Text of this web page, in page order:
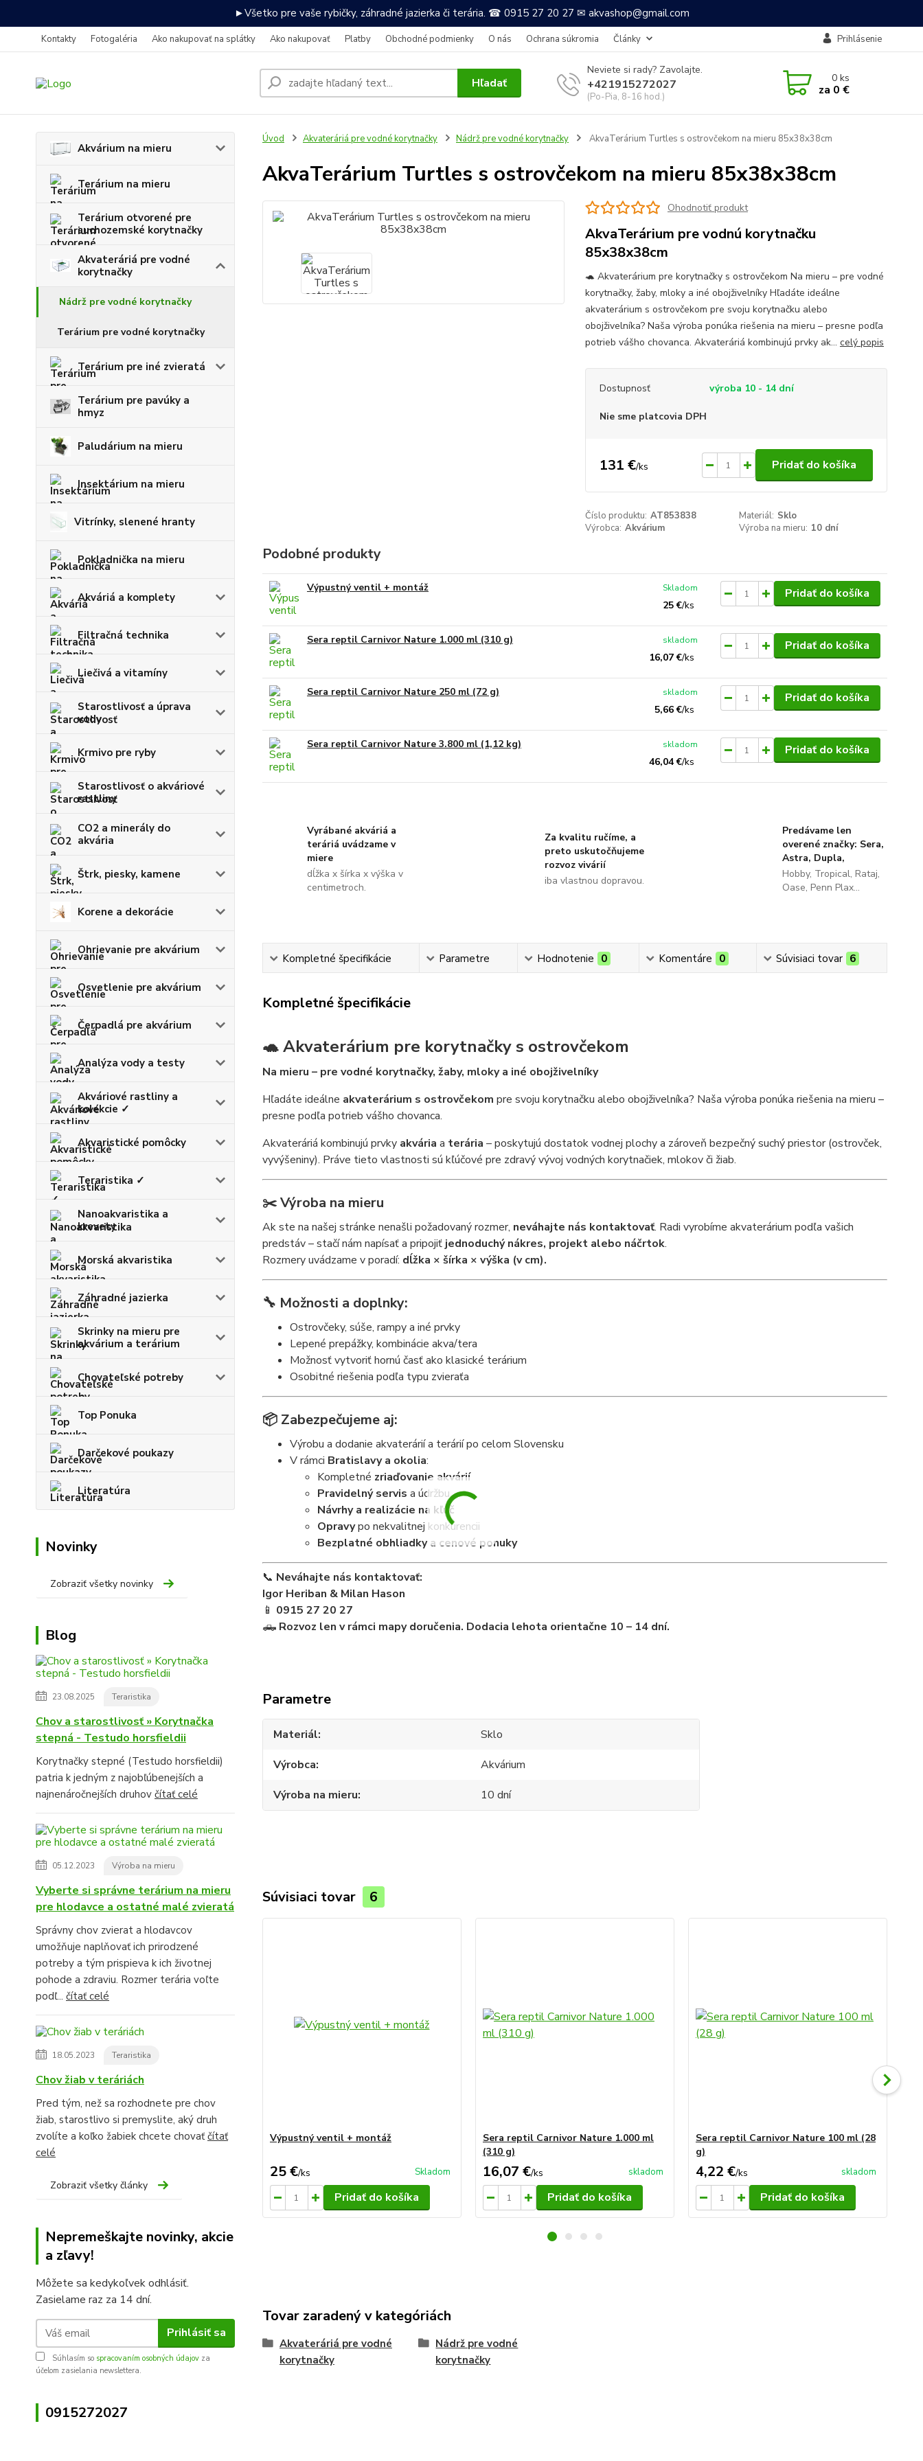
►Všetko pre vaše rybičky, záhradné jazierka či terária. ☎ 0915 27 20 27 ✉ akvashop@gmail.com
Kontakty Fotogaléria Ako nakupovať na splátky Ako nakupovať Platby Obchodné podmienky O nás Ochrana súkromia Články Prihlásenie
Hľadať
Neviete si rady? Zavolajte.
+421915272027
(Po-Pia, 8-16 hod.)
0ks
za 0 €
Akvárium na mieru
Terárium na mieru
Terárium otvorené pre
suchozemské korytnačky
Akvateráriá pre vodné
korytnačky
Nádrž pre vodné korytnačky
Terárium pre vodné korytnačky
Terárium pre iné zvieratá
Terárium pre pavúky a
hmyz
Paludárium na mieru
Insektárium na mieru
Vitrínky, slenené hranty
Pokladnička na mieru
Akváriá a komplety
Filtračná technika
Liečivá a vitamíny
Starostlivosť a úprava
vody
Krmivo pre ryby
Starostlivosť o akváriové
rastliny
CO2 a minerály do
akvária
Štrk, piesky, kamene
Korene a dekorácie
Ohrievanie pre akvárium
Osvetlenie pre akvárium
Čerpadlá pre akvárium
Analýza vody a testy
Akváriové rastliny a
kolekcie ✓
Akvaristické pomôcky
Teraristika ✓
Nanoakvaristika a
krevety
Morská akvaristika
Záhradné jazierka
Skrinky na mieru pre
akvárium a terárium
Chovateľské potreby
Top Ponuka
Darčekové poukazy
Literatúra
Novinky
Zobraziť všetky novinky
Blog
23.08.2025 Teraristika
Chov a starostlivosť » Korytnačka
stepná - Testudo horsfieldii
Korytnačky stepné (Testudo horsfieldii)
patria k jedným z najobľúbenejších a
najnenáročnejších druhov čítať celé
05.12.2023 Výroba na mieru
Vyberte si správne terárium na mieru
pre hlodavce a ostatné malé zvieratá
Správny chov zvierat a hlodavcov
umožňuje naplňovať ich prirodzené
potreby a tým prispieva k ich životnej
pohode a zdraviu. Rozmer terária voľte
podľ... čítať celé
18.05.2023 Teraristika
Chov žiab v teráriách
Pred tým, než sa rozhodnete pre chov
žiab, starostlivo si premyslite, aký druh
zvolíte a koľko žabiek chcete chovaťčítať
celé
Zobraziť všetky články
Nepremeškajte novinky, akcie
a zľavy!
Môžete sa kedykoľvek odhlásiť.
Zasielame raz za 14 dní.
Prihlásiť sa
Súhlasím so spracovaním osobných údajov za
účelom zasielania newslettera.
0915272027
Úvod Akvateráriá pre vodné korytnačky Nádrž pre vodné korytnačky AkvaTerárium Turtles s ostrovčekom na mieru 85x38x38cm
AkvaTerárium Turtles s ostrovčekom na mieru 85x38x38cm
Ohodnotiť produkt
AkvaTerárium pre vodnú korytnačku
85x38x38cm
🐢 Akvaterárium pre korytnačky s ostrovčekom Na mieru – pre vodné
korytnačky, žaby, mloky a iné obojživelníky Hľadáte ideálne
akvaterárium s ostrovčekom pre svoju korytnačku alebo
obojživelníka? Naša výroba ponúka riešenia na mieru – presne podľa
potrieb vášho chovanca. Akvateráriá kombinujú prvky ak... celý popis
Dostupnosť výroba 10 - 14 dní
Nie sme platcovia DPH
131 €/ks Pridať do košíka
Číslo produktu: AT853838 Materiál: Sklo
Výrobca: Akvárium Výroba na mieru: 10 dní
Podobné produkty
Výpustný ventil + montáž
25 €/ks
Skladom Pridať do košíka
Sera reptil Carnivor Nature 1.000 ml (310 g)
16,07 €/ks
skladom Pridať do košíka
Sera reptil Carnivor Nature 250 ml (72 g)
5,66 €/ks
skladom Pridať do košíka
Sera reptil Carnivor Nature 3.800 ml (1,12 kg)
46,04 €/ks
skladom Pridať do košíka
Vyrábané akváriá a
teráriá uvádzame v
miere
dĺžka x šírka x výška v
centimetroch.
Za kvalitu ručíme, a
preto uskutočňujeme
rozvoz vivárií
iba vlastnou dopravou.
Predávame len
overené značky: Sera,
Astra, Dupla,
Hobby, Tropical, Rataj,
Oase, Penn Plax...
Kompletné špecifikácie Parametre Hodnotenie 0 Komentáre 0 Súvisiaci tovar 6
Kompletné špecifikácie
🐢 Akvaterárium pre korytnačky s ostrovčekom
Na mieru – pre vodné korytnačky, žaby, mloky a iné obojživelníky
Hľadáte ideálne akvaterárium s ostrovčekom pre svoju korytnačku alebo obojživelníka? Naša výroba ponúka riešenia na mieru –
presne podľa potrieb vášho chovanca.
Akvateráriá kombinujú prvky akvária a terária – poskytujú dostatok vodnej plochy a zároveň bezpečný suchý priestor (ostrovček,
vyvýšeniny). Práve tieto vlastnosti sú kľúčové pre zdravý vývoj vodných korytnačiek, mlokov či žiab.
✂️Výroba na mieru
Ak ste na našej stránke nenašli požadovaný rozmer, neváhajte nás kontaktovať. Radi vyrobíme akvaterárium podľa vašich
predstáv – stačí nám napísať a pripojiť jednoduchý nákres, projekt alebo náčrtok.
Rozmery uvádzame v poradí: dĺžka × šírka × výška (v cm).
🔧 Možnosti a doplnky:
Ostrovčeky, súše, rampy a iné prvky
Lepené prepážky, kombinácie akva/tera
Možnosť vytvoriť hornú časť ako klasické terárium
Osobitné riešenia podľa typu zvieraťa
📦 Zabezpečujeme aj:
Výrobu a dodanie akvaterárií a terárií po celom Slovensku
V rámci Bratislavy a okolia:
Kompletné zriaďovanie akvárií
Pravidelný servis a údržbu
Návrhy a realizácie na kľúč
Opravypo nekvalitnej konkurencii
Bezplatné obhliadky a cenové ponuky
📞 Neváhajte nás kontaktovať:
Igor Heriban & Milan Hason
📱 0915 27 20 27
🛻 Rozvoz len v rámci mapy doručenia. Dodacia lehota orientačne 10 – 14 dní.
Parametre
Materiál
Sklo
Výrobca
Akvárium
Výroba na mieru
10 dní
Súvisiaci tovar 6
Výpustný ventil + montáž
25 €/ks Skladom
Pridať do košíka
Sera reptil Carnivor Nature 1.000 ml
(310 g)
16,07 €/ks skladom
Pridať do košíka
Sera reptil Carnivor Nature 100 ml (28
g)
4,22 €/ks skladom
Pridať do košíka
Tovar zaradený v kategóriách
Akvateráriá pre vodné
korytnačky
Nádrž pre vodné
korytnačky